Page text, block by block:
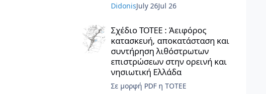
strategies + architecture. Για άδειες
μετάφρασης: contact@st-ar.nl www.st-
ar.nl
DidonisJuly 26Jul 26
Σχέδιο ΤΟΤΕΕ : Άειφόρος κατασκευή, αποκατάσταση
Σχέδιο ΤΟΤΕΕ : Άειφόρος
κατασκευή, αποκατάσταση και
συντήρηση λιθόστρωτων
επιστρώσεων στην ορεινή και
νησιωτική Ελλάδα
Σε μορφή PDF η ΤΟΤΕΕ